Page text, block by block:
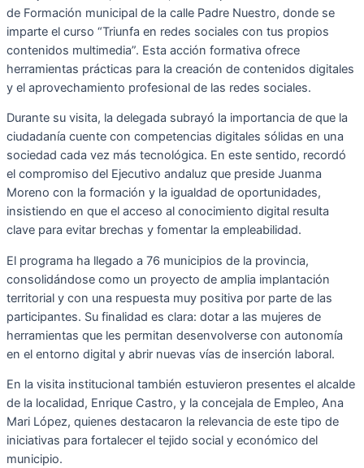
de Formación municipal de la calle Padre Nuestro, donde se
imparte el curso “Triunfa en redes sociales con tus propios
contenidos multimedia”. Esta acción formativa ofrece
herramientas prácticas para la creación de contenidos digitales
y el aprovechamiento profesional de las redes sociales.
Durante su visita, la delegada subrayó la importancia de que la
ciudadanía cuente con competencias digitales sólidas en una
sociedad cada vez más tecnológica. En este sentido, recordó
el compromiso del Ejecutivo andaluz que preside Juanma
Moreno con la formación y la igualdad de oportunidades,
insistiendo en que el acceso al conocimiento digital resulta
clave para evitar brechas y fomentar la empleabilidad.
El programa ha llegado a 76 municipios de la provincia,
consolidándose como un proyecto de amplia implantación
territorial y con una respuesta muy positiva por parte de las
participantes. Su finalidad es clara: dotar a las mujeres de
herramientas que les permitan desenvolverse con autonomía
en el entorno digital y abrir nuevas vías de inserción laboral.
En la visita institucional también estuvieron presentes el alcalde
de la localidad, Enrique Castro, y la concejala de Empleo, Ana
Mari López, quienes destacaron la relevancia de este tipo de
iniciativas para fortalecer el tejido social y económico del
municipio.